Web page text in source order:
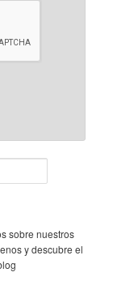
sobre nuestros
y descubre el